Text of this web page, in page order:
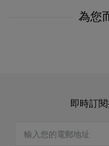
為您
即時訂